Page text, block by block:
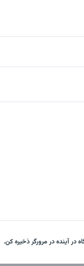
در آینده در مرورگر ذخیره کن.